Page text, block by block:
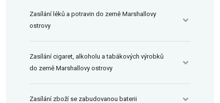
Zasílání léků a potravin do země Marshallovy
ostrovy
Zasílání cigaret, alkoholu a tabákových výrobků
do země Marshallovy ostrovy
Zasílání zboží se zabudovanou baterii